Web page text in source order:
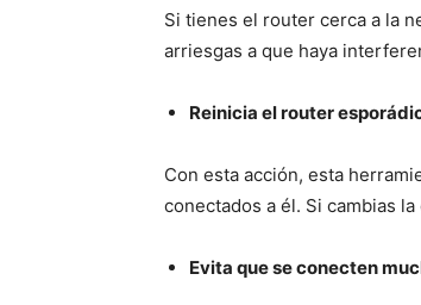
Si tienes el router cerca a la
arriesgas a que haya
Reinicia el router
Con esta acción, esta
conectados a él. Si cambias
Evita que se conecten